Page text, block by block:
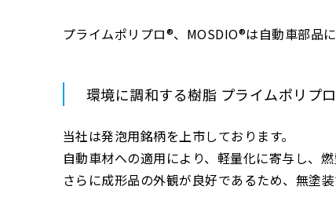
プライムポリプロ®、MOSDIO®は自動車部品
環境に調和する樹脂 プライムポリプ
当社は発泡用銘柄を上市しております。
自動車材への適用により、軽量化に寄与し、
さらに成形品の外観が良好であるため、無塗